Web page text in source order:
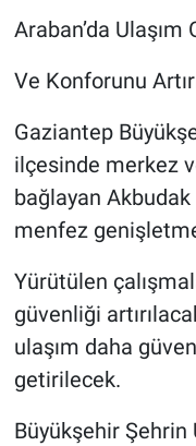
Araban’da Ulaşım
Ve Konforunu
Gaziantep
ilçesinde merkez
bağlayan
menfez
Yürütülen
güvenliği
ulaşım daha
getirilecek.
Büyükşehir Şehrin